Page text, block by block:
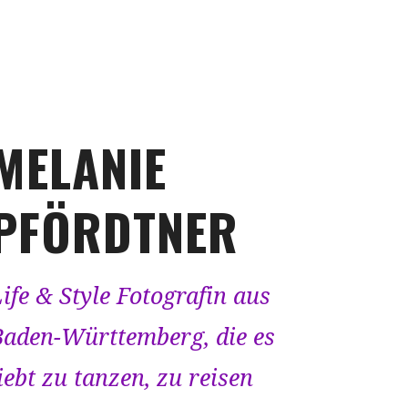
& Style Fotografin aus
Württemberg, die es
zu tanzen, zu reisen